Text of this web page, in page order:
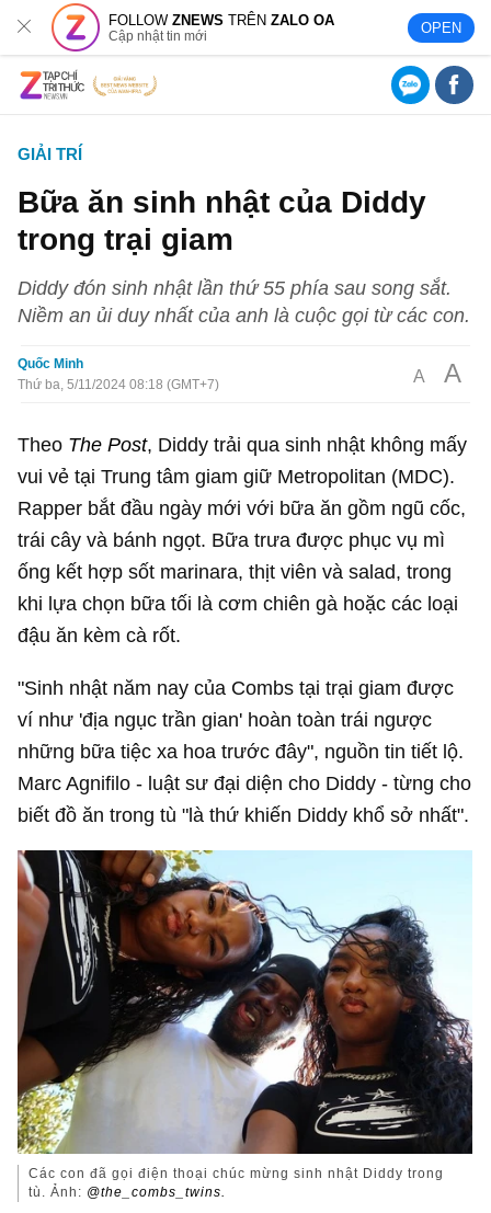
FOLLOWZNEWS TRÊNZALO OA
Cập nhật tin mới OPEN
GIẢI TRÍ
Bữa ăn sinh nhật của Diddy
trong trại giam
Diddy đón sinh nhật lần thứ 55 phía sau song sắt.
Niềm an ủi duy nhất của anh là cuộc gọi từ các con.
Quốc Minh
Thứ ba, 5/11/2024 08:18 (GMT+7)
A A
Theo The Post, Diddy trải qua sinh nhật không mấy
vui vẻ tại Trung tâm giam giữ Metropolitan (MDC).
Rapper bắt đầu ngày mới với bữa ăn gồm ngũ cốc,
trái cây và bánh ngọt. Bữa trưa được phục vụ mì
ống kết hợp sốt marinara, thịt viên và salad, trong
khi lựa chọn bữa tối là cơm chiên gà hoặc các loại
đậu ăn kèm cà rốt.
"Sinh nhật năm nay của Combs tại trại giam được
ví như 'địa ngục trần gian' hoàn toàn trái ngược
những bữa tiệc xa hoa trước đây", nguồn tin tiết lộ.
Marc Agnifilo - luật sư đại diện cho Diddy - từng cho
biết đồ ăn trong tù "là thứ khiến Diddy khổ sở nhất".
Các con đã gọi điện thoại chúc mừng sinh nhật Diddy trong
tù. Ảnh: @the_combs_twins.